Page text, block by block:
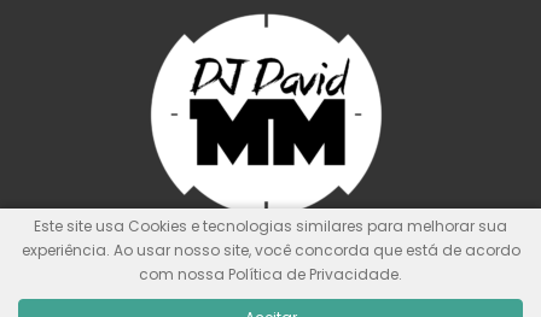
Este site usa Cookies e tecnologias similares para melhorar sua
experiência. Ao usar nosso site, você concorda que está de acordo
com nossa Política de Privacidade.